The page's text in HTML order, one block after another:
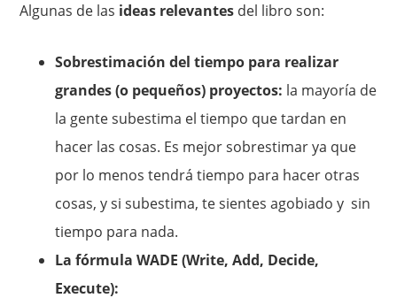
Algunas de las ideas relevantes del libro son:
Sobrestimación del tiempo para realizar
grandes (o pequeños) proyectos: la mayoría de
la gente subestima el tiempo que tardan en
hacer las cosas. Es mejor sobrestimar ya que
por lo menos tendrá tiempo para hacer otras
cosas, y si subestima, te sientes agobiado y sin
tiempo para nada.
La fórmula WADE (Write, Add, Decide,
Execute):